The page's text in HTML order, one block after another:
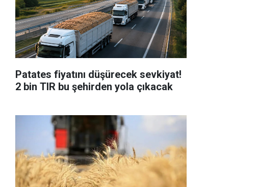
Patates fiyatını düşürecek sevkiyat!
2 bin TIR bu şehirden yola çıkacak